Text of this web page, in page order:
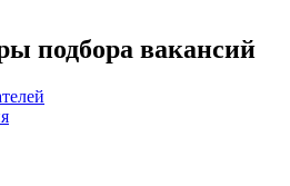
подбора вакансий